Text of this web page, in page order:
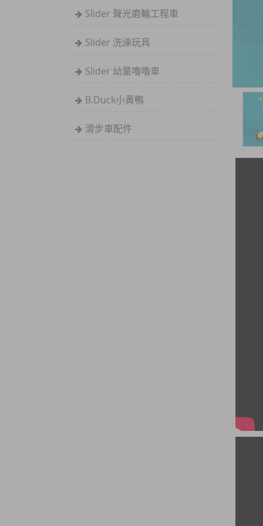
Slider 聲光磨輪工程車
Slider 洗澡玩具
Slider 幼童嚕嚕車
B.Duck小黃鴨
滑步車配件